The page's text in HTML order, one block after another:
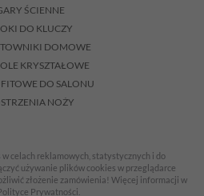
ŚCIENNE
DO KLUCZY
DOMOWE
KRYSZTAŁOWE
DO SALONU
NOŻY
celach reklamowych, statystycznych i do
używanie plików cookies w przeglądarce
złożenie zamówienia! Więcej informacji w
Prywatności.